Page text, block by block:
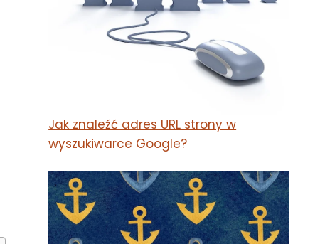
Jak znaleźć adres URL strony w
wyszukiwarce Google?